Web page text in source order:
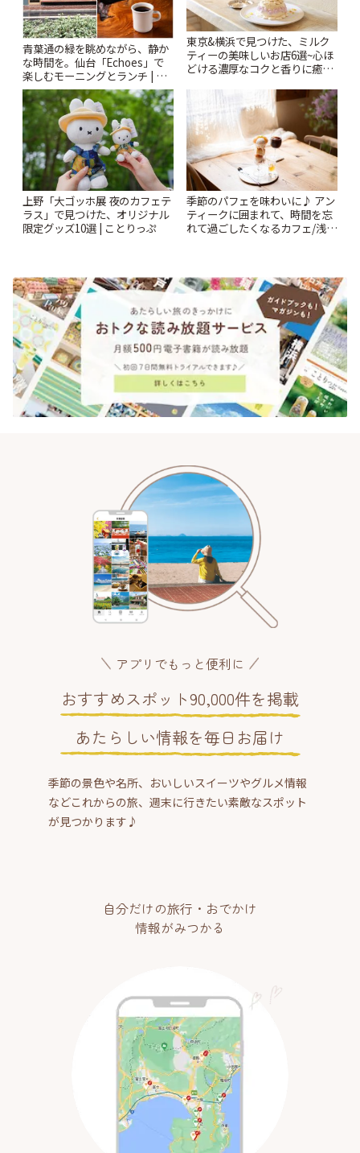
青葉通の緑を眺めながら、静か
な時間を。仙台「Echoes」で
楽しむモーニングとランチ | こ
とりっぷ
東京&横浜で見つけた、ミルク
ティーの美味しいお店6選~心ほ
どける濃厚なコクと香りに癒や
上野「大ゴッホ展 夜のカフェテ
ラス」で見つけた、オリジナル
限定グッズ10選 | ことりっぷ
季節のパフェを味わいに♪ アン
ティークに囲まれて、時間を忘
れて過ごしたくなるカフェ/浅草
アプリでもっと便利に
おすすめスポット90,000件を掲載
あたらしい情報を毎日お届け
季節の景色や名所、おいしいスイーツやグルメ情報
などこれからの旅、週末に行きたい素敵なスポット
が見つかります♪
自分だけの旅行・おでかけ
情報がみつかる